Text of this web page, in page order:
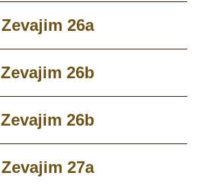
Zevajim 26a
Zevajim 26b
Zevajim 26b
Zevajim 27a